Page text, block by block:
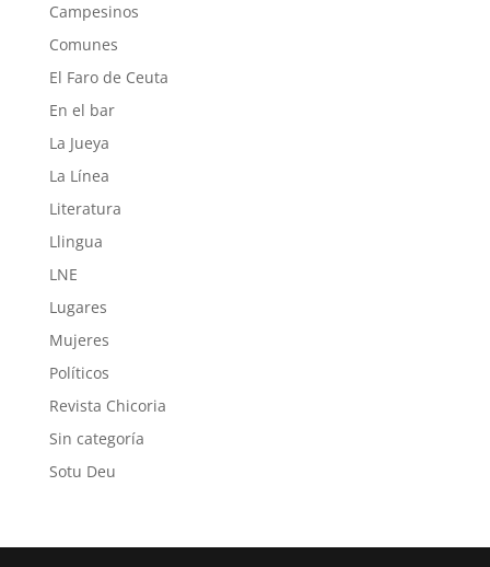
Campesinos
Comunes
El Faro de Ceuta
En el bar
La Jueya
La Línea
Literatura
Llingua
LNE
Lugares
Mujeres
Políticos
Revista Chicoria
Sin categoría
Sotu Deu